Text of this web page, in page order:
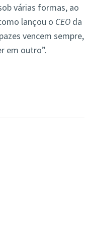
várias formas, ao
lançou o CEO da
vencem sempre,
em outro”.